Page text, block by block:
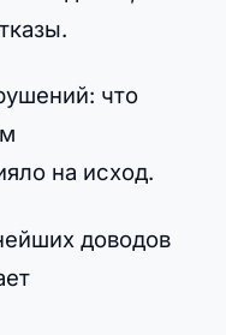
что
на исход.
доводов